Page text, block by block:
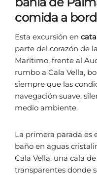
comida a
Esta excursión en
parte del corazón de
Marítimo, frente al
rumbo a Cala Vella,
siempre que las
navegación suave,
medio ambiente.
La primera parada es
baño en aguas
Cala Vella, una cala
transparentes donde